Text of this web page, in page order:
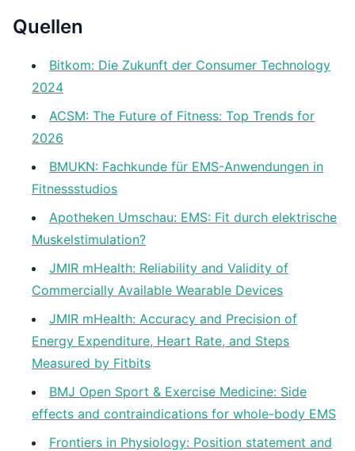
Quellen
Bitkom: Die Zukunft der Consumer Technology
2024
ACSM: The Future of Fitness: Top Trends for
2026
BMUKN: Fachkunde für EMS-Anwendungen in
Fitnessstudios
Apotheken Umschau: EMS: Fit durch elektrische
Muskelstimulation?
JMIR mHealth: Reliability and Validity of
Commercially Available Wearable Devices
JMIR mHealth: Accuracy and Precision of
Energy Expenditure, Heart Rate, and Steps
Measured by Fitbits
BMJ Open Sport & Exercise Medicine: Side
effects and contraindications for whole-body EMS
Frontiers in Physiology: Position statement and